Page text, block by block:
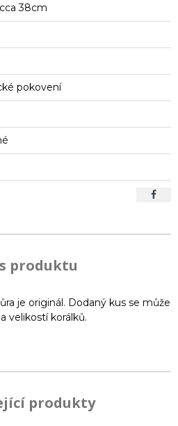
38cm
pokovení
produktu
je originál. Dodaný kus se může
velikostí korálků.
produkty